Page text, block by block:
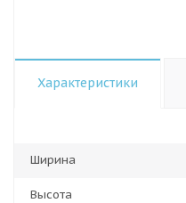
Характеристики
Ширина
Высота